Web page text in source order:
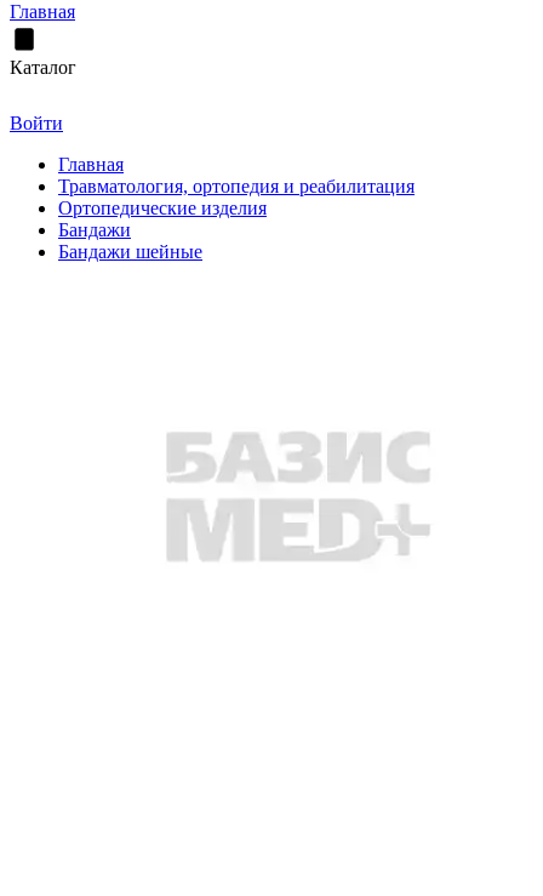
Главная
Каталог
Войти
Главная
Травматология, ортопедия и реабилитация
Ортопедические изделия
Бандажи
Бандажи шейные